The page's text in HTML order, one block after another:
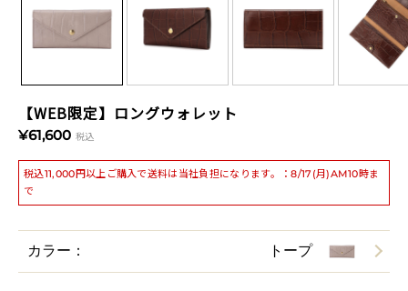
【WEB限定】ロングウォレット
¥61,600 税込
税込11,000円以上ご購入で送料は当社負担になります。：8/17(月)AM10時ま
で
カラー： トープ